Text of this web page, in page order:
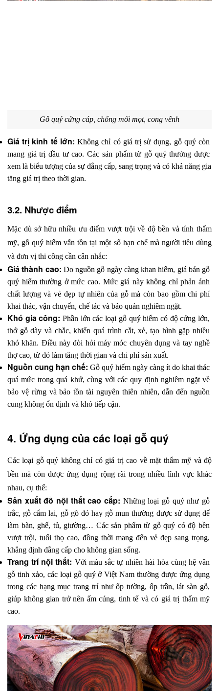
Gỗ quý cứng cáp, chống mối mọt, cong vênh
Giá trị kinh tế lớn: Không chỉ có giá trị sử dụng, gỗ quý còn
mang giá trị đầu tư cao. Các sản phẩm từ gỗ quý thường được
xem là biểu tượng của sự đẳng cấp, sang trọng và có khả năng gia
tăng giá trị theo thời gian.
3.2. Nhược điểm
Mặc dù sở hữu nhiều ưu điểm vượt trội về độ bền và tính thẩm
mỹ, gỗ quý hiếm vẫn tồn tại một số hạn chế mà người tiêu dùng
và đơn vị thi công cần cân nhắc:
Giá thành cao: Do nguồn gỗ ngày càng khan hiếm, giá bán gỗ
quý hiếm thường ở mức cao. Mức giá này không chỉ phản ánh
chất lượng và vẻ đẹp tự nhiên của gỗ mà còn bao gồm chi phí
khai thác, vận chuyển, chế tác và bảo quản nghiêm ngặt.
Khó gia công: Phần lớn các loại gỗ quý hiếm có độ cứng lớn,
thớ gỗ dày và chắc, khiến quá trình cắt, xẻ, tạo hình gặp nhiều
khó khăn. Điều này đòi hỏi máy móc chuyên dụng và tay nghề
thợ cao, từ đó làm tăng thời gian và chi phí sản xuất.
Nguồn cung hạn chế: Gỗ quý hiếm ngày càng ít do khai thác
quá mức trong quá khứ, cùng với các quy định nghiêm ngặt về
bảo vệ rừng và bảo tồn tài nguyên thiên nhiên, dẫn đến nguồn
cung không ổn định và khó tiếp cận.
4. Ứng dụng của các loại gỗ quý
Các loại gỗ quý không chỉ có giá trị cao về mặt thẩm mỹ và độ
bền mà còn được ứng dụng rộng rãi trong nhiều lĩnh vực khác
nhau, cụ thể:
Sản xuất đồ nội thất cao cấp: Những loại gỗ quý như gỗ
trắc, gỗ cẩm lai, gỗ gõ đỏ hay gỗ mun thường được sử dụng để
làm bàn, ghế, tủ, giường… Các sản phẩm từ gỗ quý có độ bền
vượt trội, tuổi thọ cao, đồng thời mang đến vẻ đẹp sang trọng,
khẳng định đẳng cấp cho không gian sống.
Trang trí nội thất: Với màu sắc tự nhiên hài hòa cùng hệ vân
gỗ tinh xảo, các loại gỗ quý ở Việt Nam thường được ứng dụng
trong các hạng mục trang trí như ốp tường, ốp trần, lát sàn gỗ,
giúp không gian trở nên ấm cúng, tinh tế và có giá trị thẩm mỹ
cao.